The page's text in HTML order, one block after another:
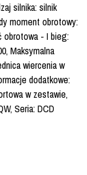
silnika: silnik
moment obrotowy:
obrotowa - I bieg:
Maksymalna
wiercenia w
dodatkowe:
w zestawie,
Seria: DCD